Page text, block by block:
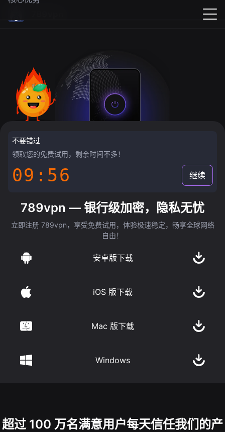
不要错过
领取您的免费试用，剩余时间不多！
09:55 继续
789vpn — 银行级加密，隐私无忧
立即注册 789vpn，享受免费试用，体验极速稳定，畅享全球网络
自由！
安卓版下载
iOS 版下载
Mac 版下载
Windows
超过 100 万名满意用户每天信任我们的产